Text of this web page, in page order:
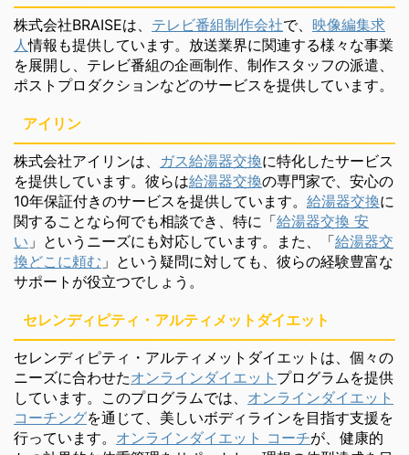
株式会社BRAISEは、 テレビ番組制作会社で、 映像編集求
人情報も提供しています。放送業界に関連する様々な事業
を展開し、テレビ番組の企画制作、制作スタッフの派遣、
ポストプロダクションなどのサービスを提供しています。
アイリン
株式会社アイリンは、 ガス給湯器交換に特化したサービス
を提供しています。彼らは給湯器交換の専門家で、安心の
10年保証付きのサービスを提供しています。 給湯器交換に
関することなら何でも相談でき、特に「給湯器交換 安
い 」というニーズにも対応しています。また、「給湯器交
換どこに頼む 」という疑問に対しても、彼らの経験豊富な
サポートが役立つでしょう。
セレンディピティ・アルティメットダイエット
セレンディピティ・アルティメットダイエットは、個々の
ニーズに合わせたオンラインダイエット プログラムを提供
しています。このプログラムでは、 オンラインダイエット
コーチングを通じて、美しいボディラインを目指す支援を
行っています。 オンラインダイエット コーチが、健康的